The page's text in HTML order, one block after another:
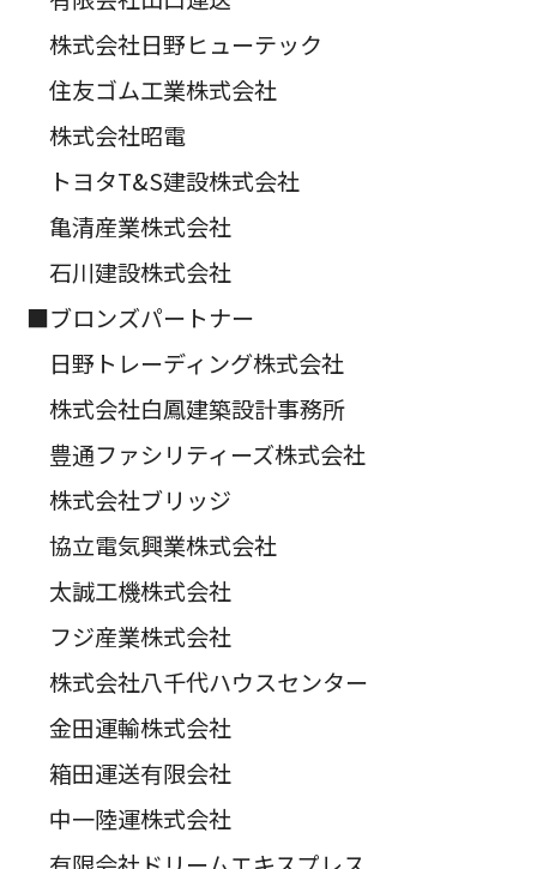
株式会社日野ヒューテック
住友ゴム工業株式会社
株式会社昭電
トヨタT&S建設株式会社
亀清産業株式会社
石川建設株式会社
■ブロンズパートナー
日野トレーディング株式会社
株式会社白鳳建築設計事務所
豊通ファシリティーズ株式会社
株式会社ブリッジ
協立電気興業株式会社
太誠工機株式会社
フジ産業株式会社
株式会社八千代ハウスセンター
金田運輸株式会社
箱田運送有限会社
中一陸運株式会社